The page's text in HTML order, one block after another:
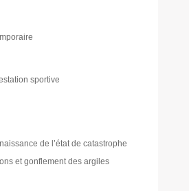
sportive
de l’état de catastrophe
et gonflement des argiles